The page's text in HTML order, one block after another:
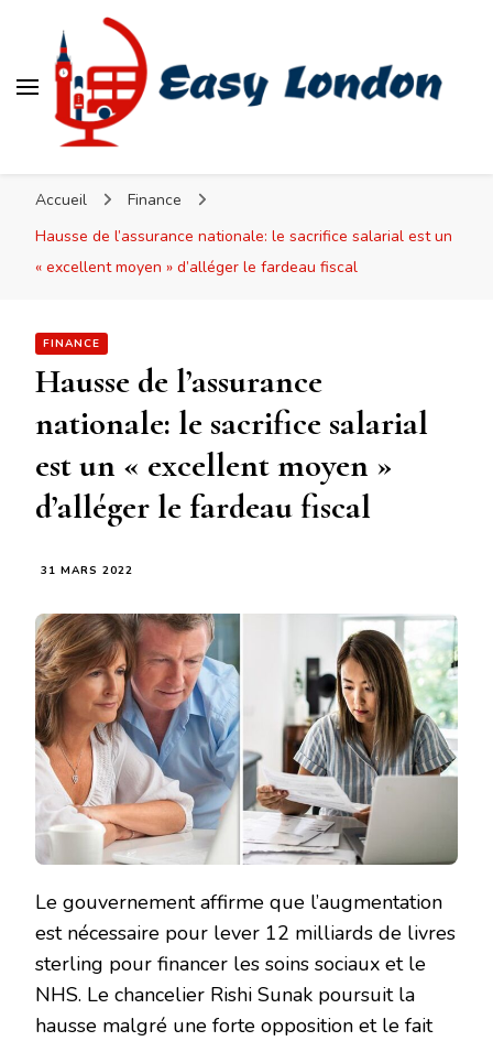
Accueil
Finance
Hausse de l’assurance nationale: le sacrifice salarial est un
« excellent moyen » d’alléger le fardeau fiscal
FINANCE
Hausse de l’assurance
nationale: le sacrifice salarial
est un « excellent moyen »
d’alléger le fardeau fiscal
31 MARS 2022
Le gouvernement affirme que l’augmentation
est nécessaire pour lever 12 milliards de livres
sterling pour financer les soins sociaux et le
NHS. Le chancelier Rishi Sunak poursuit la
hausse malgré une forte opposition et le fait